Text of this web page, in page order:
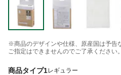
※商品のデザインや仕様、原産国は予告
ご指定はできませんのでご了承ください。
商品タイプ1レギュラー